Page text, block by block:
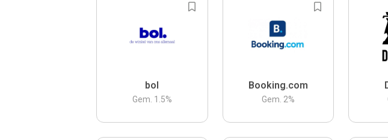
bol
Gem. 1.5%
Booking.com
Gem. 2%